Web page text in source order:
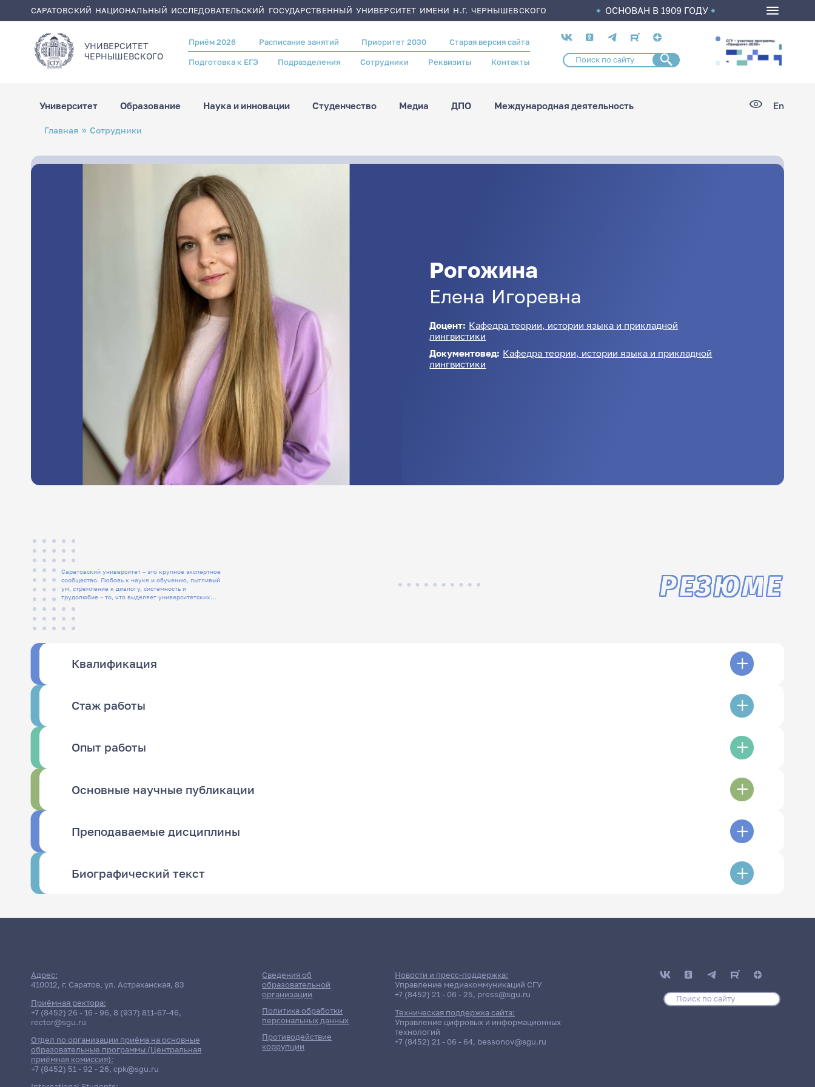
САРАТОВСКИЙ НАЦИОНАЛЬНЫЙ ИССЛЕДОВАТЕЛЬСКИЙ ГОСУДАРСТВЕННЫЙ УНИВЕРСИТЕТ ИМЕНИ Н.Г. ЧЕРНЫШЕВСКОГО ОСНОВАН В 1909 ГОДУ
УНИВЕРСИТЕТ
ЧЕРНЫШЕВСКОГO
Header
menu
Приём 2026 Расписание занятий Приоритет 2030 Старая версия сайта
Подготовка к ЕГЭ Подразделения Сотрудники Реквизиты Контакты
Социальные
сети
Университет Образование Наука и инновации Студенчество Медиа ДПО Международная деятельность En
Строка
навигации
Главная Сотрудники
Рогожина
Елена Игоревна
Доцент: Кафедра теории, истории языка и прикладной
лингвистики
Документовед: Кафедра теории, истории языка и прикладной
лингвистики
Саратовский университет – это крупное экспертное
сообщество. Любовь к науке и обучению, пытливый
ум, стремление к диалогу, системность и
трудолюбие – то, что выделяет университетских
РЕЗЮМЕ
Квалификация
Стаж работы
Опыт работы
Основные научные публикации
Преподаваемые дисциплины
Биографический текст
Адрес:
410012, г. Саратов, ул. Астраханская, 83
Приёмная ректора:
+7 (8452) 26 - 16 - 96, 8 (937) 811-67-46,
rector@sgu.ru
Отдел по организации приёма на основные
образовательные программы (Центральная
приёмная комиссия):
+7 (8452) 51 - 92 - 26, cpk@sgu.ru
Сведения об
образовательной
организации
Политика обработки
персональных данных
Противодействие
коррупции
Новости и пресс-поддержка:
Управление медиакоммуникаций СГУ
+7 (8452) 21 - 06 - 25, press@sgu.ru
Техническая поддержка сайта:
Управление цифровых и информационных
технологий
+7 (8452) 21 - 06 - 64, bessonov@sgu.ru